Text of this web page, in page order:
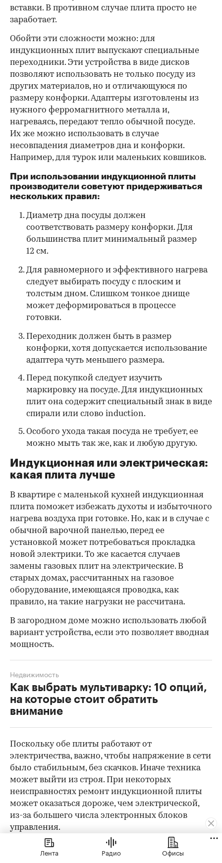
вставки. В противном случае плита просто не
заработает.
Обойти эти сложности можно: для
индукционных плит выпускают специальные
переходники. Эти устройства в виде дисков
позволяют использовать не только посуду из
других материалов, но и отличающуюся по
размеру конфорки. Адаптеры изготовлены из
нужного ферромагнитного металла и,
нагреваясь, передают тепло обычной посуде.
Их же можно использовать в случае
несовпадения диаметров дна и конфорки.
Например, для турок или маленьких ковшиков.
При использовании индукционной плиты
производители советуют придерживаться
нескольких правил:
Диаметр дна посуды должен
соответствовать размеру конфорки. Для
большинства плит минимальный размер
12 см.
Для равномерного и эффективного нагрева
следует выбирать посуду с плоским и
толстым дном. Слишком тонкое днище
может деформироваться в процессе
готовки.
Переходник должен быть в размер
конфорки, хотя допускается использование
адаптера чуть меньшего размера.
Перед покупкой следует изучить
маркировку на посуде. Для индукционных
плит она содержит специальный знак в виде
спирали или слово induction.
Особого ухода такая посуда не требует, ее
можно мыть так же, как и любую другую.
Индукционная или электрическая:
какая плита лучше
В квартире с маленькой кухней индукционная
плита поможет избежать духоты и избыточного
нагрева воздуха при готовке. Но, как и в случае с
обычной варочной панелью, перед ее
установкой может потребоваться прокладка
новой электрики. То же касается случаев
замены газовых плит на электрические. В
старых домах, рассчитанных на газовое
оборудование, имеющаяся проводка, как
правило, на такие нагрузки не рассчитана.
В загородном доме можно использовать любой
вариант устройства, если это позволяет вводная
мощность.
Как выбрать мультиварку: 10 опций,
на которые стоит обратить
внимание
Недвижимость
Поскольку обе плиты работают от
электричества, важно, чтобы напряжение в сети
было стабильным, без скачков. Иначе техника
может выйти из строя. При некоторых
неисправностях ремонт индукционной плиты
может оказаться дороже, чем электрической,
из-за большего числа электронных блоков
управления.
Делая выбор в пользу индукционной плиты,
нужно быть готовым, что, скорее всего,
Лента Радио Офисы